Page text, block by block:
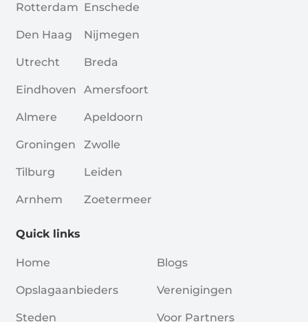
Rotterdam
Den Haag
Utrecht
Eindhoven
Almere
Groningen
Tilburg
Arnhem
Enschede
Nijmegen
Breda
Amersfoort
Apeldoorn
Zwolle
Leiden
Zoetermeer
Quick links
Home
Opslagaanbieders
Steden
Blogs
Verenigingen
Voor Partners